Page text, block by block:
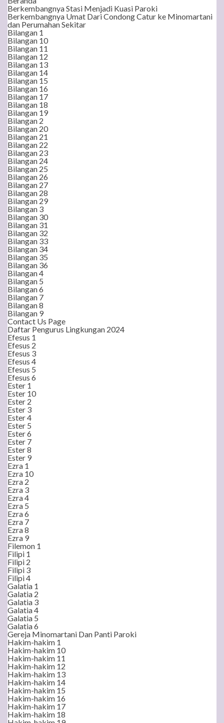
Berkembangnya Stasi Menjadi Kuasi Paroki
Berkembangnya Umat Dari Condong Catur ke Minomartani
dan Perumahan Sekitar
Bilangan 1
Bilangan 10
Bilangan 11
Bilangan 12
Bilangan 13
Bilangan 14
Bilangan 15
Bilangan 16
Bilangan 17
Bilangan 18
Bilangan 19
Bilangan 2
Bilangan 20
Bilangan 21
Bilangan 22
Bilangan 23
Bilangan 24
Bilangan 25
Bilangan 26
Bilangan 27
Bilangan 28
Bilangan 29
Bilangan 3
Bilangan 30
Bilangan 31
Bilangan 32
Bilangan 33
Bilangan 34
Bilangan 35
Bilangan 36
Bilangan 4
Bilangan 5
Bilangan 6
Bilangan 7
Bilangan 8
Bilangan 9
Contact Us Page
Daftar Pengurus Lingkungan 2024
Efesus 1
Efesus 2
Efesus 3
Efesus 4
Efesus 5
Efesus 6
Ester 1
Ester 10
Ester 2
Ester 3
Ester 4
Ester 5
Ester 6
Ester 7
Ester 8
Ester 9
Ezra 1
Ezra 10
Ezra 2
Ezra 3
Ezra 4
Ezra 5
Ezra 6
Ezra 7
Ezra 8
Ezra 9
Filemon 1
Filipi 1
Filipi 2
Filipi 3
Filipi 4
Galatia 1
Galatia 2
Galatia 3
Galatia 4
Galatia 5
Galatia 6
Gereja Minomartani Dan Panti Paroki
Hakim-hakim 1
Hakim-hakim 10
Hakim-hakim 11
Hakim-hakim 12
Hakim-hakim 13
Hakim-hakim 14
Hakim-hakim 15
Hakim-hakim 16
Hakim-hakim 17
Hakim-hakim 18